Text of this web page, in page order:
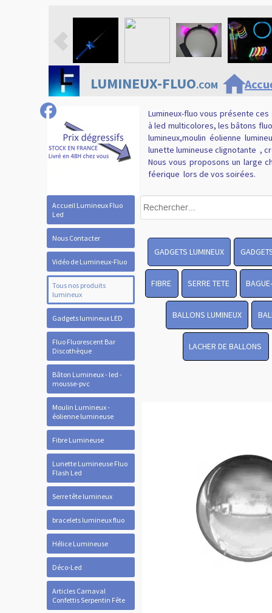
Accueil Lumineux Fluo
Led
Nous Contacter
Vidéo de Lumineux-Fluo
Tous nos produits
lumineux
Gadgets lumineux LED
Fluo Fluorescent Bar
Discothèque
Bâton Lumineux - led -
mousse-pvc
Moulin Lumineux -
éolienne lumineuse
Fibre Lumineuse
Lunette Lumineuse Fluo
Flash Led
Serre tête lumineux
bracelets lumineux fluo
Hélice Lumineuse
Déco-Led
Articles Carnaval
Confettis Serpentin Fête
LUMINEUX-FLUO.COMhome
Lumineux-fluo vous présente
à led multicolores, les bâtons
lumineux,moulin éolienne
lunette lumineuse clignotante ,
Nous vous proposons un large
féerique lors de vos soirées.
GADGETS LUMINEUX
FIBRE SERRE TETE
BALLONS LUMINEUX
LACHER DE BALLONS